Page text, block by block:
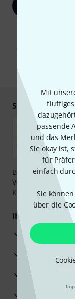
Mit
passende
und das
Sie okay ist,
für
einfach
Sie
über die
Mit Klick auf
Werbung und
Abmeldung ist
Sicher
Bezahlen Sie
Vorkasse, PayPal,
Klarna
Ihre Vorteile
3 Jahre
30 Tage
Beratung